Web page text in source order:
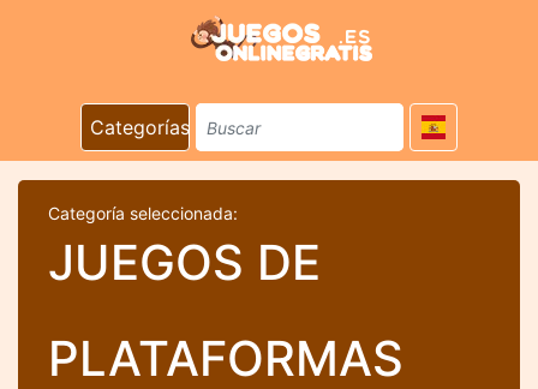
Categorías
Categoría seleccionada:
JUEGOS DE
PLATAFORMAS